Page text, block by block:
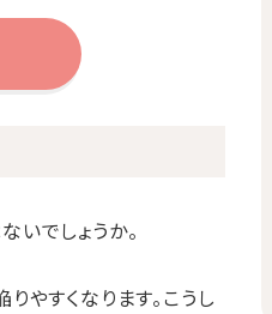
でしょうか。
やすくなります。こうし